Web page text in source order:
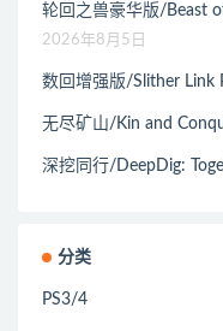
轮回之兽豪华版/Beast
2026年8月5日
数回增强版/Slither Link
无尽矿山/Kin and
深挖同行/DeepDig:
分类
PS3/4